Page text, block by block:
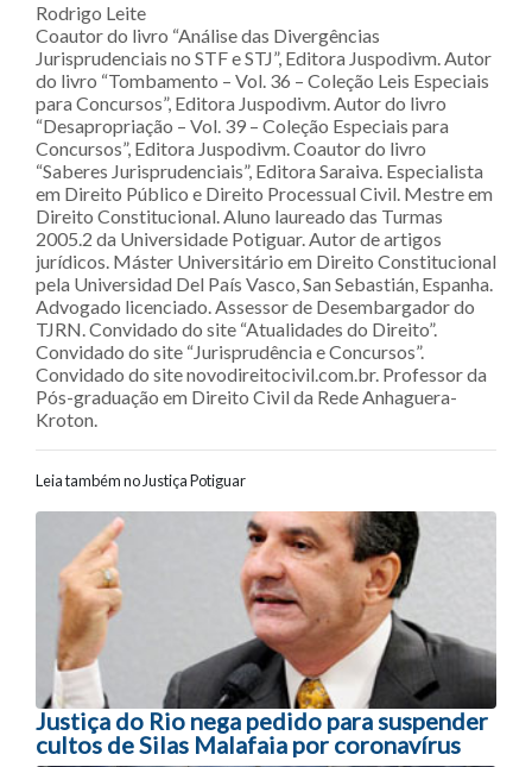
Rodrigo Leite
Coautor do livro “Análise das Divergências
Jurisprudenciais no STF e STJ”, Editora Juspodivm. Autor
do livro “Tombamento – Vol. 36 – Coleção Leis Especiais
para Concursos”, Editora Juspodivm. Autor do livro
“Desapropriação – Vol. 39 – Coleção Especiais para
Concursos”, Editora Juspodivm. Coautor do livro
“Saberes Jurisprudenciais”, Editora Saraiva. Especialista
em Direito Público e Direito Processual Civil. Mestre em
Direito Constitucional. Aluno laureado das Turmas
2005.2 da Universidade Potiguar. Autor de artigos
jurídicos. Máster Universitário em Direito Constitucional
pela Universidad Del País Vasco, San Sebastián, Espanha.
Advogado licenciado. Assessor de Desembargador do
TJRN. Convidado do site “Atualidades do Direito”.
Convidado do site “Jurisprudência e Concursos”.
Convidado do site novodireitocivil.com.br. Professor da
Pós-graduação em Direito Civil da Rede Anhaguera-
Kroton.
Leia também no Justiça Potiguar
Navegação entre posts
Justiça do Rio nega pedido para suspender
cultos de Silas Malafaia por coronavírus